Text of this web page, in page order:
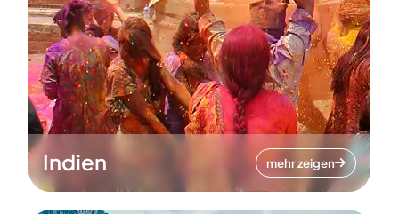
Indien mehr zeigen